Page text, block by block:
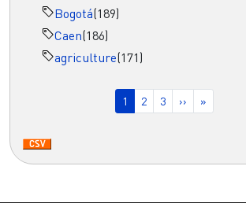
Bogotá(189)
Caen(186)
agriculture(171)
Page courante
1 Page
2 Page
3 Page suivante
›› Dernière
»